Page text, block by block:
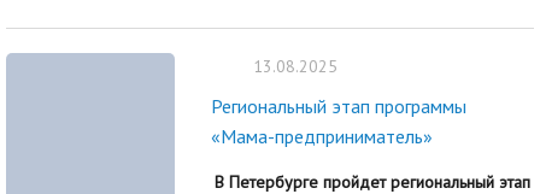
13.08.2025
Региональный этап программы
«Мама-предприниматель»
В Петербурге пройдет региональный этап